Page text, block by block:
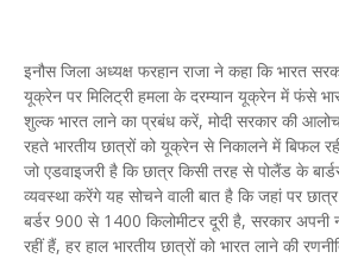
इनौस जिला अध्यक्ष फरहान राजा ने कहा कि भारत
यूक्रेन पर मिलिट्री हमला के दरम्यान यूक्रेन में फंसे
शुल्क भारत लाने का प्रबंध करें, मोदी सरकार की
रहते भारतीय छात्रों को यूक्रेन से निकालने में बिफल
जो एडवाइजरी है कि छात्र किसी तरह से पोलैंड के
व्यवस्था करेंगे यह सोचने वाली बात है कि जहां पर
बर्डर 900 से 1400 किलोमीटर दूरी है, सरकार
रहीं हैं, हर हाल भारतीय छात्रों को भारत लाने की